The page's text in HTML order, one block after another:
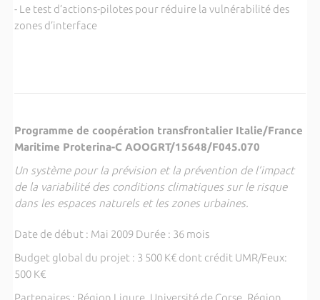
- Le test d’actions-pilotes pour réduire la vulnérabilité des
zones d’interface
Programme de coopération transfrontalier Italie/France
Maritime Proterina-C AOOGRT/15648/F045.070
Un système pour la prévision et la prévention de l’impact
de la variabilité des conditions climatiques sur le risque
dans les espaces naturels et les zones urbaines.
Date de début : Mai 2009 Durée : 36 mois
Budget global du projet : 3 500 K€ dont crédit UMR/Feux:
500 K€
Partenaires : Région Ligure, Université de Corse, Région